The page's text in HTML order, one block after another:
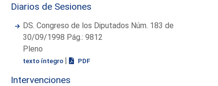
Diarios de Sesiones
DS. Congreso de los Diputados Núm. 183 de
30/09/1998 Pág.: 9812
Pleno
texto íntegro | PDF
Intervenciones